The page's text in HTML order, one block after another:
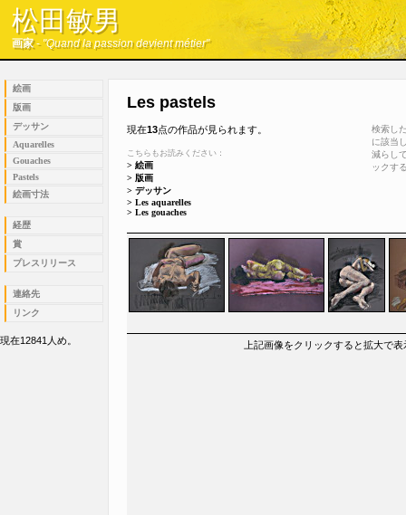
松田敏男
画家-"Quand la passion devient métier"
松田敏男
画家-"Quand la passion devient métier"
絵画
版画
デッサン
Aquarelles
Gouaches
Pastels
絵画寸法
経歴
賞
プレスリリース
連絡先
リンク
現在12841人め。
Les pastels
検索し
に該当
減らし
ックす
現在13点の作品が見られます。
こちらもお読みください：
> 絵画
> 版画
> デッサン
> Les aquarelles
> Les gouaches